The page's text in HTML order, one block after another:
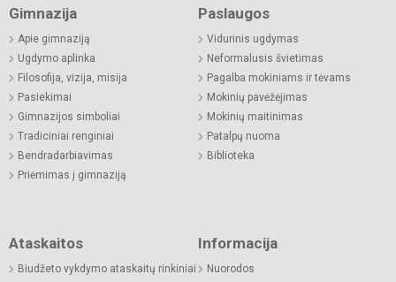
Gimnazija
Apie gimnaziją
Ugdymo aplinka
Filosofija, vizija, misija
Pasiekimai
Gimnazijos simboliai
Tradiciniai renginiai
Bendradarbiavimas
Priėmimas į gimnaziją
Paslaugos
Vidurinis ugdymas
Neformalusis švietimas
Pagalba mokiniams ir tėvams
Mokinių pavėžėjimas
Mokinių maitinimas
Patalpų nuoma
Biblioteka
Ataskaitos
Biudžeto vykdymo ataskaitų rinkiniai
Informacija
Nuorodos